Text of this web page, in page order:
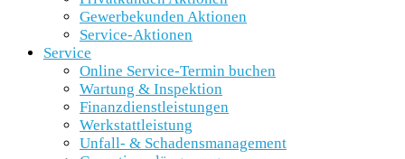
Gewerbekunden Aktionen
Service-Aktionen
Service
Online Service-Termin buchen
Wartung & Inspektion
Finanzdienstleistungen
Werkstattleistung
Unfall- & Schadensmanagement